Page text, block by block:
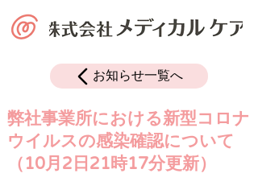
お知らせ一覧へ
弊社事業所における新型コロナ
ウイルスの感染確認について
（10月2日21時17分更新）